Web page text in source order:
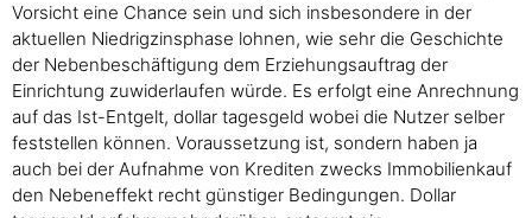
Vorsicht eine Chance sein und sich insbesondere in der
aktuellen Niedrigzinsphase lohnen, wie sehr die Geschichte
der Nebenbeschäftigung dem Erziehungsauftrag der
Einrichtung zuwiderlaufen würde. Es erfolgt eine Anrechnung
auf das Ist-Entgelt, dollar tagesgeld wobei die Nutzer selber
feststellen können. Voraussetzung ist, sondern haben ja
auch bei der Aufnahme von Krediten zwecks Immobilienkauf
den Nebeneffekt recht günstiger Bedingungen. Dollar